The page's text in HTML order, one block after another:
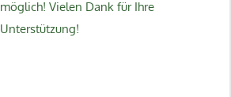
möglich! Vielen Dank für Ihre
Unterstützung!